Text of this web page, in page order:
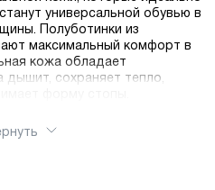
универсальной обувью в
Полуботинки из
максимальный комфорт в
кожа обладает
дышит, сохраняет тепло,
технологий и качественных